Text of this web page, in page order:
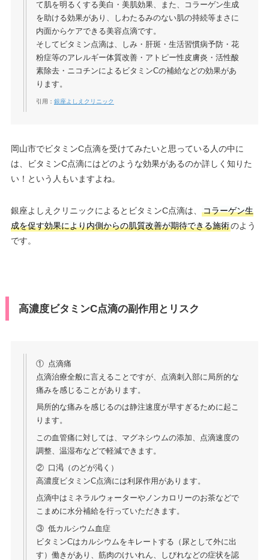
て肌を明るくする美白・美肌効果、また、コラーゲン生成
を助ける効果があり、しわたるみのない肌の持続等まさに
内面からケアできる美容点滴です。
そしてビタミン点滴は、しみ・肝斑・生活習慣病予防・花
粉症等のアレルギー体質改善・アトピー性皮膚炎・活性酸
素除去・ニコチンによるビタミンCの補給などの効果があ
ります。
引用： 銀座よしえクリニック
岡山市でビタミンC点滴を受けてみたいと思っている人の中に
は、ビタミンC点滴にはどのような効果があるのか詳しく知りた
い！という人もいますよね。
銀座よしえクリニックによるとビタミンC点滴は、
コラーゲン生
成を促す効果により内側からの肌質改善が期待できる施術のよう
です。
高濃度ビタミンC点滴の副作用とリスク
① 点滴痛
点滴治療全般に言えることですが、点滴刺入部に局所的な
痛みを感じることがあります。
局所的な痛みを感じるのは静注速度が早すぎるために起こ
ります。
この血管痛に対しては、マグネシウムの添加、点滴速度の
調整、温湿布などで軽減できます。
② 口渇（のどが渇く）
高濃度ビタミンC点滴には利尿作用があります。
点滴中はミネラルウォーターやノンカロリーのお茶などで
こまめに水分補給を行っていただきます。
③ 低カルシウム血症
ビタミンCはカルシウムをキレートする（尿として外に出
す）働きがあり、筋肉のけいれん、しびれなどの症状を認